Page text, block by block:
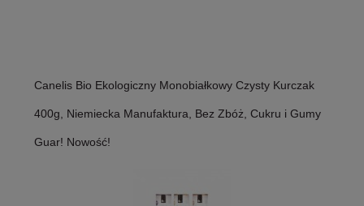
Canelis Bio Ekologiczny Monobiałkowy Czysty Kurczak
400g, Niemiecka Manufaktura, Bez Zbóż, Cukru i Gumy
Guar! Nowość!